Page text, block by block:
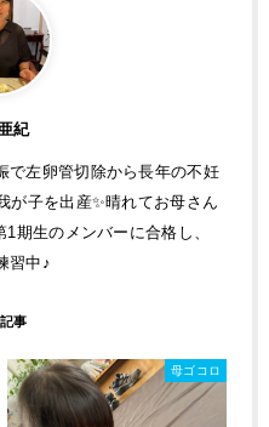
紀
で左卵管切除から長年の不妊
が子を出産✨晴れてお母さん
期生のメンバーに合格し、
習中♪
母ゴコロ